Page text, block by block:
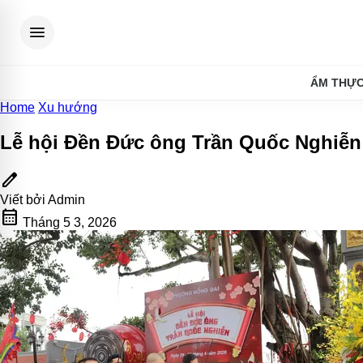
menu
ẨM
Home Xu hướng
Lễ hội Đền Đức ông Trần Quốc
edit
Viết bởi Admin
calendar_month Tháng 5 3, 2026